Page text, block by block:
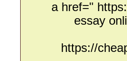
<a href="
essay
https://